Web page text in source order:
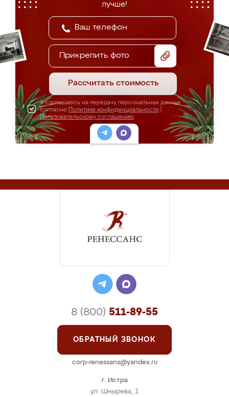
лучше!
Прикрепить фото
Рассчитать стоимость
Я соглашаюсь на передачу персональных данных
согласно Политике конфиденциальности
Пользовательскому соглашению
г. Истра
ул. Шнырева, 1
8 (800) 511-89-55
ОБРАТНЫЙ ЗВОНОК
corp-renessans@yandex.ru